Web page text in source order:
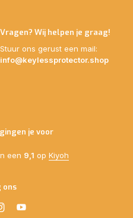
Vragen? Wij helpen je graag!
Stuur ons gerust een mail:
info@keylessprotector.shop
je voor
een 9,1 op Kiyoh
ons